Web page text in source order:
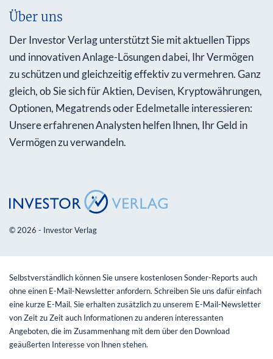
Über uns
Der Investor Verlag unterstützt Sie mit aktuellen Tipps
und innovativen Anlage-Lösungen dabei, Ihr Vermögen
zu schützen und gleichzeitig effektiv zu vermehren. Ganz
gleich, ob Sie sich für Aktien, Devisen, Kryptowährungen,
Optionen, Megatrends oder Edelmetalle interessieren:
Unsere erfahrenen Analysten helfen Ihnen, Ihr Geld in
Vermögen zu verwandeln.
© 2026 - Investor Verlag
Selbstverständlich können Sie unsere kostenlosen Sonder-Reports auch
ohne einen E-Mail-Newsletter anfordern. Schreiben Sie uns dafür einfach
eine kurze E-Mail. Sie erhalten zusätzlich zu unserem E-Mail-Newsletter
von Zeit zu Zeit auch Informationen zu anderen interessanten
Angeboten, die im Zusammenhang mit dem über den Download
geäußerten Interesse von Ihnen stehen.